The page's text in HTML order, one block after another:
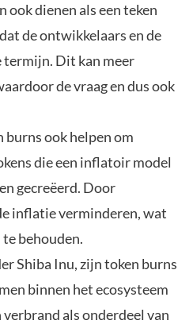
dienen als een teken
de ontwikkelaars en de
termijn. Dit kan meer
de vraag en dus ook
ook helpen om
die een inflatoir model
gecreëerd. Door
inflatie verminderen, wat
behouden.
Shiba Inu, zijn token burns
binnen het ecosysteem
als onderdeel van